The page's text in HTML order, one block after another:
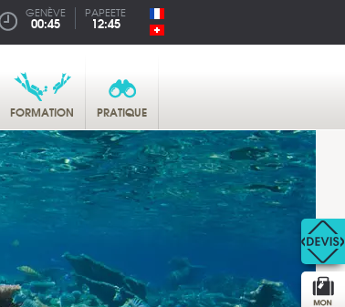
GENÈVE
00:45
PAPEETE
12:45
FORMATION PRATIQUE